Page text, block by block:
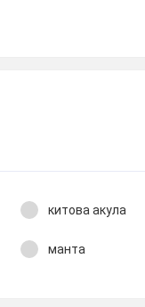
китова акула
манта